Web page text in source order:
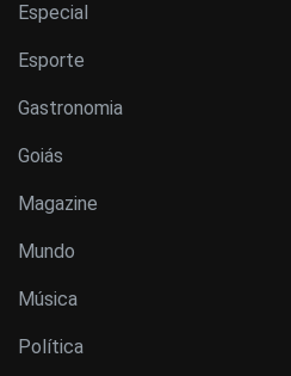
Especial
Esporte
Gastronomia
Goiás
Magazine
Mundo
Música
Política